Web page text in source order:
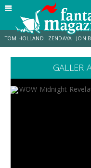
TOM HOLLAND ZENDAYA JON
LUCCA COMICS